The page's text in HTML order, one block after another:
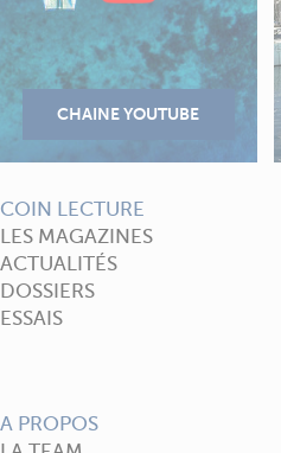
COIN LECTURE
LES MAGAZINES
ACTUALITÉS
DOSSIERS
ESSAIS
A PROPOS